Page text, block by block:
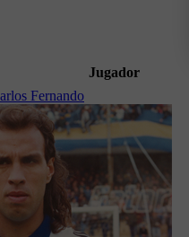
Jugador
Fernando